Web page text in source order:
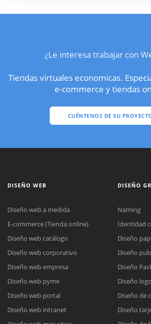
¿Le interesa trabajar con
Tiendas virtuales economicas.
e-commerce y tiendas
CUÉNTENOS DE SU
DISEÑO WEB
Diseño web a medida
E-commerce (Tienda online)
Diseño web catálogo
Diseño web corporativo
Diseño web empresa
Diseño web pyme
Diseño web portal
Diseño web intranet
DISEÑO
Naming
Identidad
Diseño
Diseño
Diseño
Diseño logo
Diseño de
Diseño